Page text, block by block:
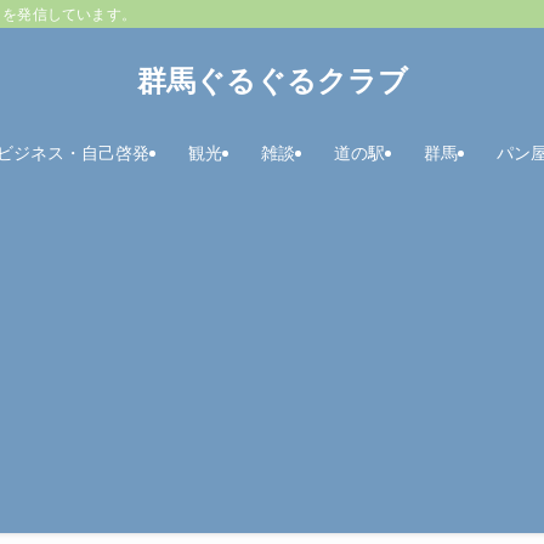
発信しています。
群馬ぐるぐるクラブ
ジネス・自己啓発 観光 雑談 道の駅 群馬 パン